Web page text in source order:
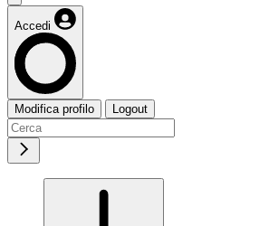
Accedi
Modifica profilo Logout